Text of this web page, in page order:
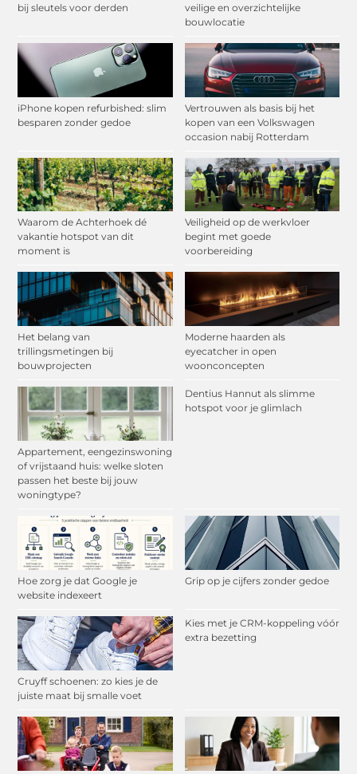
bij sleutels voor derden
veilige en overzichtelijke
bouwlocatie
iPhone kopen refurbished: slim
besparen zonder gedoe
Vertrouwen als basis bij het
kopen van een Volkswagen
occasion nabij Rotterdam
Waarom de Achterhoek dé
vakantie hotspot van dit
moment is
Veiligheid op de werkvloer
begint met goede
voorbereiding
Het belang van
trillingsmetingen bij
bouwprojecten
Moderne haarden als
eyecatcher in open
woonconcepten
Appartement, eengezinswoning
of vrijstaand huis: welke sloten
passen het beste bij jouw
woningtype?
Dentius Hannut als slimme
hotspot voor je glimlach
Hoe zorg je dat Google je
website indexeert
Grip op je cijfers zonder gedoe
Cruyff schoenen: zo kies je de
juiste maat bij smalle voet
Kies met je CRM-koppeling vóór
extra bezetting